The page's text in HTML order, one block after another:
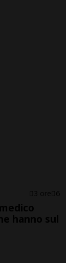
3 ore 6
hanno sul